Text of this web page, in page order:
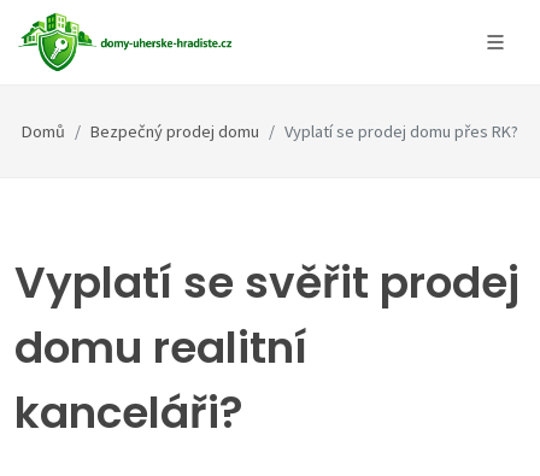
Domů Bezpečný prodej domu Vyplatí se prodej domu přes RK?
Vyplatí se svěřit prodej
domu realitní
kanceláři?